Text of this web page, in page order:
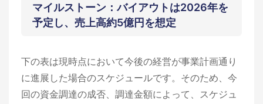
マイルストーン：バイアウトは2026年を
予定し、売上高約5億円を想定
下の表は現時点において今後の経営が事業計画通り
に進展した場合のスケジュールです。そのため、今
回の資金調達の成否、調達金額によって、スケジュ